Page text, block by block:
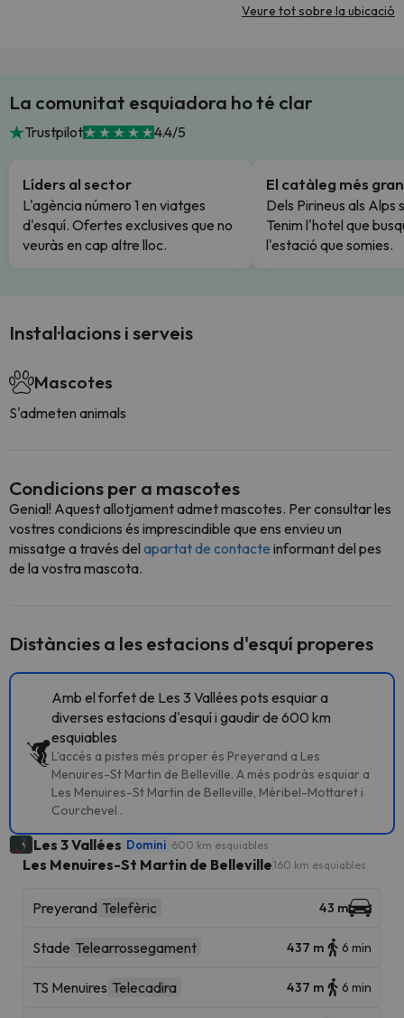
Veure tot sobre la ubicació
La comunitat esquiadora ho té clar
Trustpilot 4.4/5
Líders al sector
L'agència número 1 en viatges
d'esquí. Ofertes exclusives que no
veuràs en cap altre lloc.
El catàleg més gran
Dels Pirineus als Alps
Tenim l'hotel que
l'estació que somies.
Instal·lacions i serveis
Mascotes
S'admeten animals
Condicions per a mascotes
Genial! Aquest allotjament admet mascotes. Per consultar les
vostres condicions és imprescindible que ens envieu un
missatge a través del apartat de contacte informant del pes
de la vostra mascota.
Distàncies a les estacions d'esquí properes
Amb el forfet de Les 3 Vallées pots esquiar a
diverses estacions d'esquí i gaudir de 600 km
esquiables
L'accés a pistes més proper és Preyerand a Les
Menuires-St Martin de Belleville. A més podràs esquiar a
Les Menuires-St Martin de Belleville, Méribel-Mottaret i
Courchevel .
Les 3 Vallées Domini 600 km esquiables
Les Menuires-St Martin de Belleville160 km esquiables
Preyerand Telefèric 43 m
Stade Telearrossegament 437 m 6 min
TS Menuires Telecadira 437 m 6 min